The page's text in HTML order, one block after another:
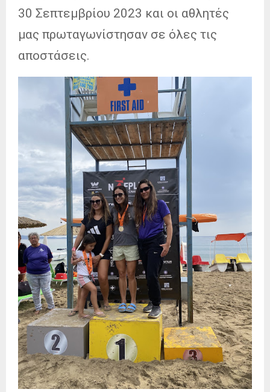
30 Σεπτεμβρίου 2023 και οι αθλητές
μας πρωταγωνίστησαν σε όλες τις
αποστάσεις.